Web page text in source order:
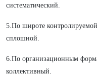
систематический.
5.По широте
сплошной.
6.По организационным
коллективный.